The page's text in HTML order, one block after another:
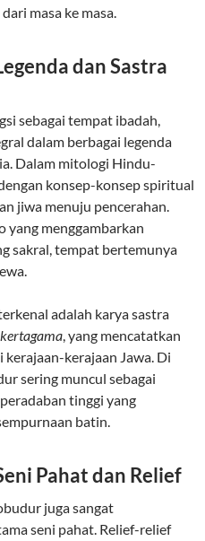
masa ke masa.
dan Sastra
sebagai tempat ibadah,
dalam berbagai legenda
Dalam mitologi Hindu-
konsep-konsep spiritual
jiwa menuju pencerahan.
yang menggambarkan
sakral, tempat bertemunya
adalah karya sastra
, yang mencatatkan
kerajaan-kerajaan Jawa. Di
sering muncul sebagai
tinggi yang
batin.
Pahat dan Relief
juga sangat
seni pahat. Relief-relief